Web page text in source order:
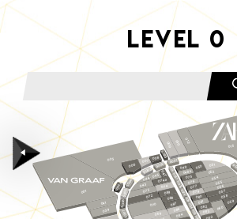
Level 0
051
050
052
054
055
056
057
058
059
060
049
048a
075
076
077
079
080
081
082
083
062
S018
S017
S016
S024
S015
S014
S013
047
045
S012
074a
074
089
088
087
086
084
044
043
073
072
070
069
S0
0
5
S0
0
6
S0
0
7
015
012
010
009
S001
003 008 S023
007
S003
006 S002
001
041
039
S004
S00
4a